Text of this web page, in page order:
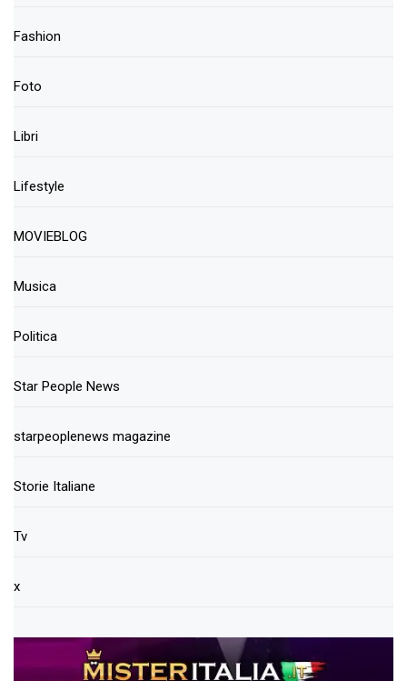
Fashion
Foto
Libri
Lifestyle
MOVIEBLOG
Musica
Politica
Star People News
starpeoplenews magazine
Storie Italiane
Tv
x